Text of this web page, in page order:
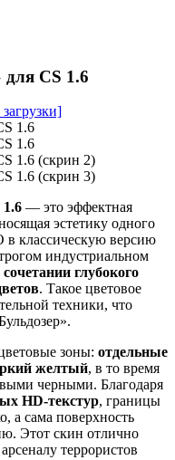
CS 1.6
1.6 — это эффектная
эстетику одного
в классическую версию
индустриальном
глубокого
. Такое цветовое
техники, что
зоны: отдельные
желтый, в то время
черными. Благодаря
HD-текстур, границы
а сама поверхность
Этот скин отлично
террористов